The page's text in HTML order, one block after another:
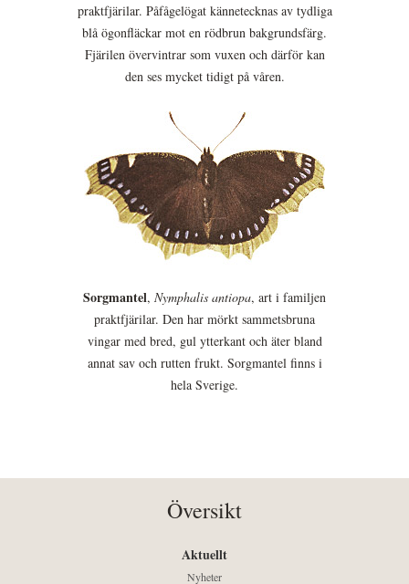
praktfjärilar. Påfågelögat kännetecknas av tydliga
blå ögonfläckar mot en rödbrun bakgrundsfärg.
Fjärilen övervintrar som vuxen och därför kan
den ses mycket tidigt på våren.
Sorgmantel, Nymphalis antiopa, art i familjen
praktfjärilar. Den har mörkt sammetsbruna
vingar med bred, gul ytterkant och äter bland
annat sav och rutten frukt. Sorgmantel finns i
hela Sverige.
Översikt
Aktuellt
Nyheter